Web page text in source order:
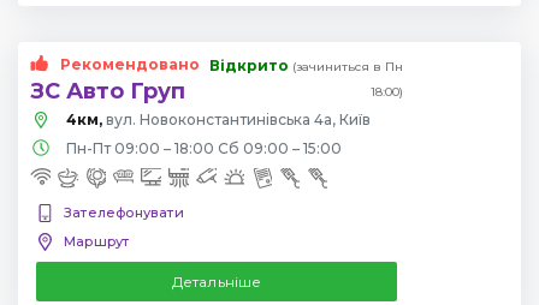
Рекомендовано
ЗС Авто Груп
Відкрито (зачиниться в Пн
18:00)
4км, вул. Новоконстантинівська 4а, Київ
Пн-Пт 09:00 – 18:00 Сб 09:00 – 15:00
Зателефонувати
Маршрут
Детальніше